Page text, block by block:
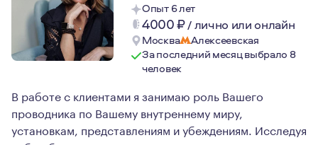
Опыт 6 лет
4000₽/лично или онлайн
Москва
Алексеевская
За последний месяц выбрало 8
человек
В работе с клиентами я занимаю роль Вашего
проводника по Вашему внутреннему миру,
установкам, представлениям и убеждениям. Исследуя